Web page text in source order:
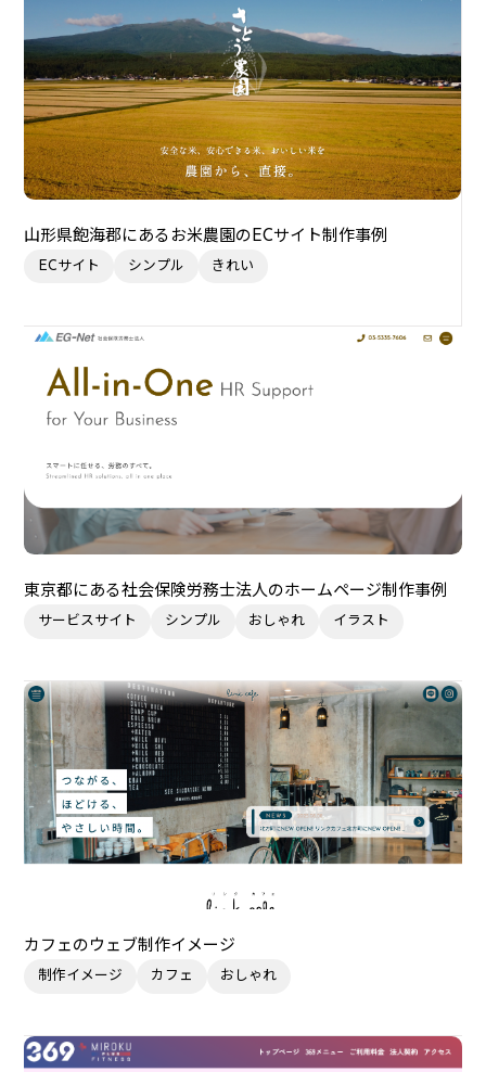
山形県飽海郡にあるお米農園のECサイト制作事例
ECサイト シンプル きれい
東京都にある社会保険労務士法人のホームページ制作事例
サービスサイト シンプル おしゃれ イラスト
カフェのウェブ制作イメージ
制作イメージ カフェ おしゃれ